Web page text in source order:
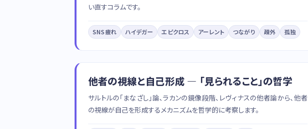
い直すコラムです。
SNS疲れ ハイデガー エピクロス アーレント つながり 疎外 孤独
他者の視線と自己形成 — 「見られること」の哲学
サルトルの「まなざし」論、ラカンの鏡像段階、レヴィナスの他者論から、他者
の視線が自己を形成するメカニズムを哲学的に考察します。